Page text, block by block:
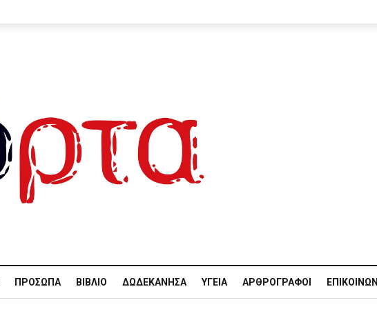
ΠΡΌΣΩΠΑ ΒΙΒΛΊΟ ΔΩΔΕΚΆΝΗΣΑ ΥΓΕΊΑ ΑΡΘΡΟΓΡΆΦΟΙ